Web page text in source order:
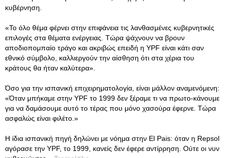
κυβέρνηση.
«Το όλο θέμα φέρνει στην επιφάνεια τις λανθασμένες κυβερνητικές
επιλογές στα θέματα ενέργειας. Τώρα ψάχνουν να βρουν
αποδιοπομπαίο τράγο και ακριβώς επειδή η YPF είναι κάτι σαν
εθνικό σύμβολο, καλλιεργούν την αίσθηση ότι στα χέρια του
κράτους θα ήταν καλύτερα».
Όσο για την ισπανική επιχειρηματολογία, είναι μάλλον αναμενόμενη:
«Όταν μπήκαμε στην YPF το 1999 δεν ξέραμε τι να πρωτο-κάνουμε
για να δαμάσουμε αυτό το τέρας που μόνο χασούρα έφερνε. Τώρα
ασφαλώς είναι φιλέτο.»
Η ίδια ισπανική πηγή δηλώνει με νόημα στην El Pais: όταν η Repsol
αγόρασε την YPF, το 1999, κανείς δεν έφερε αντίρρηση. Ούτε οι νυν